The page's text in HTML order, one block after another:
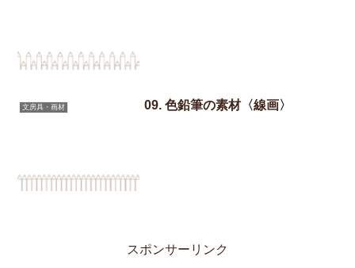
文房具・画材 09. 色鉛筆の素材〈線画〉
スポンサーリンク